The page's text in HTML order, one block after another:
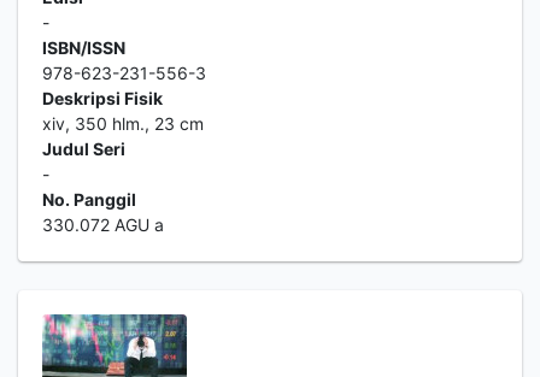
-
ISBN/ISSN
978-623-231-556-3
Deskripsi Fisik
xiv, 350 hlm., 23 cm
Judul Seri
-
No. Panggil
330.072 AGU a